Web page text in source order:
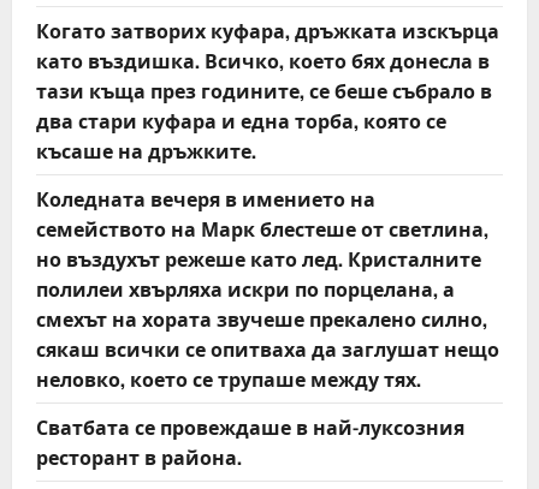
Когато затворих куфара, дръжката изскърца
като въздишка. Всичко, което бях донесла в
тази къща през годините, се беше събрало в
два стари куфара и една торба, която се
късаше на дръжките.
Коледната вечеря в имението на
семейството на Марк блестеше от светлина,
но въздухът режеше като лед. Кристалните
полилеи хвърляха искри по порцелана, а
смехът на хората звучеше прекалено силно,
сякаш всички се опитваха да заглушат нещо
неловко, което се трупаше между тях.
Сватбата се провеждаше в най-луксозния
ресторант в района.